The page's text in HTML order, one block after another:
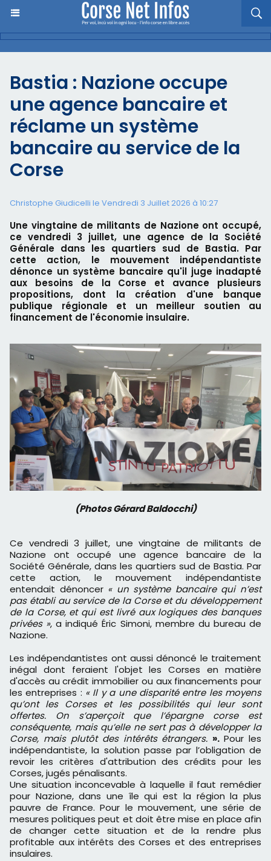
Bastia : Nazione occupe
une agence bancaire et
réclame un système
bancaire au service de la
Corse
Christophe Giudicelli le Vendredi 3 Juillet 2026 à 10:27
Une vingtaine de militants de Nazione ont occupé,
ce vendredi 3 juillet, une agence de la Société
Générale dans les quartiers sud de Bastia. Par
cette action, le mouvement indépendantiste
dénonce un système bancaire qu'il juge inadapté
aux besoins de la Corse et avance plusieurs
propositions, dont la création d'une banque
publique régionale et un meilleur soutien au
financement de l'économie insulaire.
(Photos Gérard Baldocchi)
Ce vendredi 3 juillet, une vingtaine de militants de
Nazione ont occupé une agence bancaire de la
Société Générale, dans les quartiers sud de Bastia. Par
cette action, le mouvement indépendantiste
entendait dénoncer « un système bancaire qui n’est
pas établi au service de la Corse et du développement
de la Corse, et qui est livré aux logiques des banques
privées », a indiqué Éric Simoni, membre du bureau de
Nazione.
Les indépendantistes ont aussi dénoncé le traitement
inégal dont feraient l'objet les Corses en matière
d'accès au crédit immobilier ou aux financements pour
les entreprises : « Il y a une disparité entre les moyens
qu’ont les Corses et les possibilités qui leur sont
offertes. On s’aperçoit que l’épargne corse est
conséquente, mais qu’elle ne sert pas à développer la
Corse, mais plutôt des intérêts étrangers. ».Pour les
indépendantiste, la solution passe par l’obligation de
revoir les critères d'attribution des crédits pour les
Corses, jugés pénalisants.
Une situation inconcevable à laquelle il faut remédier
pour Nazione, dans une île qui est la région la plus
pauvre de France. Pour le mouvement, une série de
mesures politiques peut et doit être mise en place afin
de changer cette situation et de la rendre plus
profitable aux intérêts des Corses et des entreprises
insulaires.